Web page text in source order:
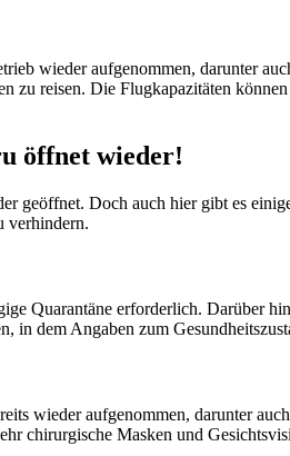
wieder aufgenommen, darunter
zu reisen. Die Flugkapazitäten
öffnet wieder!
geöffnet. Doch auch hier gibt es
verhindern.
Quarantäne erforderlich. Darüber
in dem Angaben zum
wieder aufgenommen, darunter
chirurgische Masken und